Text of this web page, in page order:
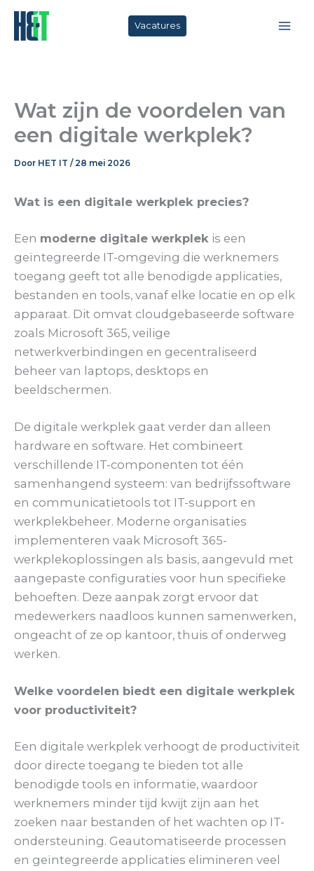
Ga
naar
Vacatures
Wat zijn de voordelen van
een digitale werkplek?
Door HET IT / 28 mei 2026
Wat is een digitale werkplek precies?
Een moderne digitale werkplek is een
geïntegreerde IT-omgeving die werknemers
toegang geeft tot alle benodigde applicaties,
bestanden en tools, vanaf elke locatie en op elk
apparaat. Dit omvat cloudgebaseerde software
zoals Microsoft 365, veilige
netwerkverbindingen en gecentraliseerd
beheer van laptops, desktops en
beeldschermen.
De digitale werkplek gaat verder dan alleen
hardware en software. Het combineert
verschillende IT-componenten tot één
samenhangend systeem: van bedrijfssoftware
en communicatietools tot IT-support en
werkplekbeheer. Moderne organisaties
implementeren vaak Microsoft 365-
werkplekoplossingen als basis, aangevuld met
aangepaste configuraties voor hun specifieke
behoeften. Deze aanpak zorgt ervoor dat
medewerkers naadloos kunnen samenwerken,
ongeacht of ze op kantoor, thuis of onderweg
werken.
Welke voordelen biedt een digitale werkplek
voor productiviteit?
Een digitale werkplek verhoogt de productiviteit
door directe toegang te bieden tot alle
benodigde tools en informatie, waardoor
werknemers minder tijd kwijt zijn aan het
zoeken naar bestanden of het wachten op IT-
ondersteuning. Geautomatiseerde processen
en geïntegreerde applicaties elimineren veel